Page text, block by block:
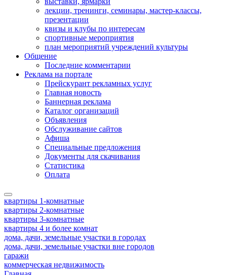
лекции, тренинги, семинары, мастер-классы,
презентации
квизы и клубы по интересам
спортивные мероприятия
план мероприятий учреждений культуры
Общение
Последние комментарии
Реклама на портале
Прейскурант рекламных услуг
Главная новость
Баннерная реклама
Каталог организаций
Объявления
Обслуживание сайтов
Афиша
Специальные предложения
Документы для скачивания
Статистика
Оплата
квартиры 1-комнатные
квартиры 2-комнатные
квартиры 3-комнатные
квартиры 4 и более комнат
дома, дачи, земельные участки в городах
дома, дачи, земельные участки вне городов
гаражи
коммерческая недвижимость